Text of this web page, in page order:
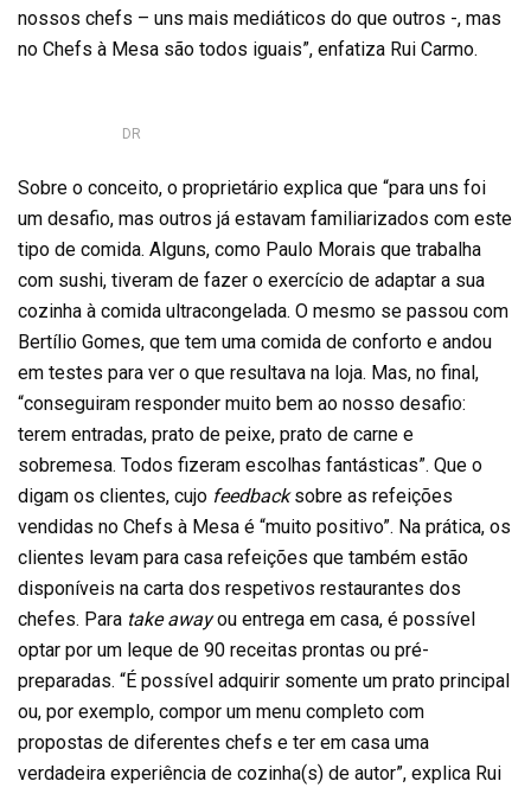
nossos chefs – uns mais mediáticos do que outros -, mas
no Chefs à Mesa são todos iguais”, enfatiza Rui Carmo.
DR
Sobre o conceito, o proprietário explica que “para uns foi
um desafio, mas outros já estavam familiarizados com este
tipo de comida. Alguns, como Paulo Morais que trabalha
com sushi, tiveram de fazer o exercício de adaptar a sua
cozinha à comida ultracongelada. O mesmo se passou com
Bertílio Gomes, que tem uma comida de conforto e andou
em testes para ver o que resultava na loja. Mas, no final,
“conseguiram responder muito bem ao nosso desafio:
terem entradas, prato de peixe, prato de carne e
sobremesa. Todos fizeram escolhas fantásticas”. Que o
digam os clientes, cujo feedbacksobre as refeições
vendidas no Chefs à Mesa é “muito positivo”. Na prática, os
clientes levam para casa refeições que também estão
disponíveis na carta dos respetivos restaurantes dos
chefes. Para take awayou entrega em casa, é possível
optar por um leque de 90 receitas prontas ou pré-
preparadas. “É possível adquirir somente um prato principal
ou, por exemplo, compor um menu completo com
propostas de diferentes chefs e ter em casa uma
verdadeira experiência de cozinha(s) de autor”, explica Rui